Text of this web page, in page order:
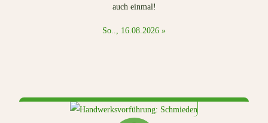
auch einmal!
So.., 16.08.2026 »